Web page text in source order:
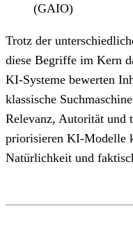
(GAIO)
Trotz der
diese Begriffe im Kern
KI-Systeme bewerten
klassische
Relevanz, Autorität und
priorisieren KI-Modelle
Natürlichkeit und